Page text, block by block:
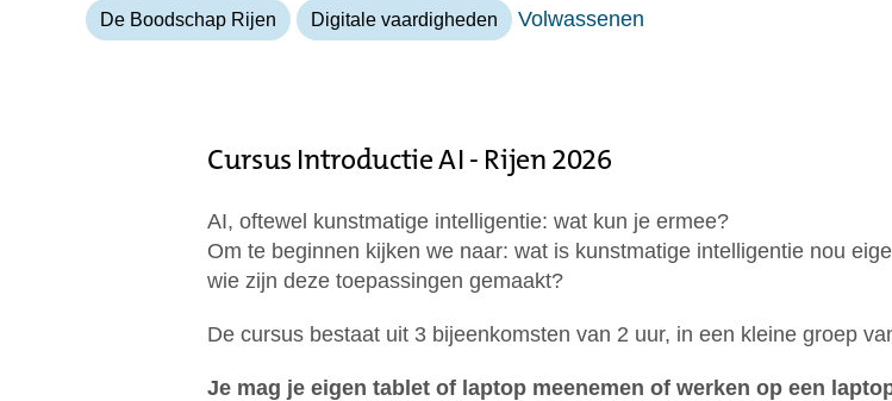
De Boodschap Rijen Digitale vaardigheden Volwassenen
Cursus Introductie AI - Rijen 2026
AI, oftewel kunstmatige intelligentie: wat kun je ermee?
Om te beginnen kijken we naar: wat is kunstmatige intelligentie nou
wie zijn deze toepassingen gemaakt?
De cursus bestaat uit 3 bijeenkomsten van 2 uur, in een kleine groep
Je mag je eigen tablet of laptop meenemen of werken op een